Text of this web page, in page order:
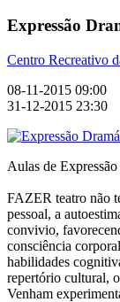
Expressão
Centro Recreativo
08-11-2015 09:00
31-12-2015 23:30
Aulas de
FAZER teatro não
pessoal, a
convivio,
consciência
habilidades
repertório cultural,
Venham